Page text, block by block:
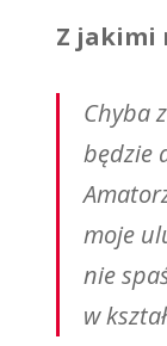
Z jakimi
Chyba
będzie
moje
nie
w